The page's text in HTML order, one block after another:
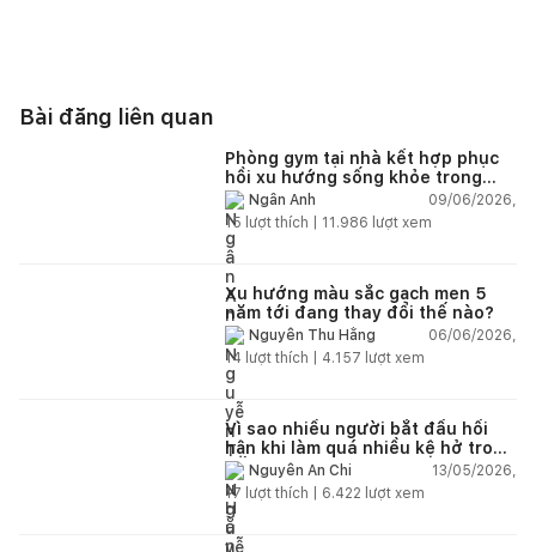
Bài đăng liên quan
Phòng gym tại nhà kết hợp phục
hồi xu hướng sống khỏe trong
nhà hiện đại
Ngân Anh
09/06/2026,
15 lượt thích | 11.986 lượt xem
Xu hướng màu sắc gạch men 5
năm tới đang thay đổi thế nào?
Nguyễn Thu Hằng
06/06/2026,
14 lượt thích | 4.157 lượt xem
Vì sao nhiều người bắt đầu hối
hận khi làm quá nhiều kệ hở trong
bếp?Nguyễn An Chi
13/05/2026,
17 lượt thích | 6.422 lượt xem